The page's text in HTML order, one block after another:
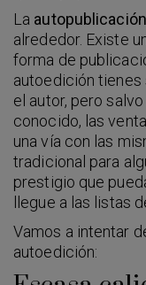
La autopublicación
alrededor. Existe
forma de
autoedición tienes
el autor, pero
conocido, las
una vía con las
tradicional para
prestigio que
llegue a las listas
Vamos a intentar
autoedición: